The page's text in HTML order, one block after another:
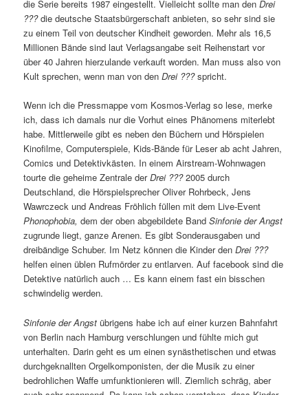
die Serie bereits 1987 eingestellt. Vielleicht sollte man denDrei
???die deutsche Staatsbürgerschaft anbieten, so sehr sind sie
zu einem Teil von deutscher Kindheit geworden. Mehr als 16,5
Millionen Bände sind laut Verlagsangabe seit Reihenstart vor
über 40 Jahren hierzulande verkauft worden. Man muss also von
Kult sprechen, wenn man von denDrei ???spricht.
Wenn ich die Pressmappe vom Kosmos-Verlag so lese, merke
ich, dass ich damals nur die Vorhut eines Phänomens miterlebt
habe. Mittlerweile gibt es neben den Büchern und Hörspielen
Kinofilme, Computerspiele, Kids-Bände für Leser ab acht Jahren,
Comics und Detektivkästen. In einem Airstream-Wohnwagen
tourte die geheime Zentrale derDrei ???2005 durch
Deutschland, die Hörspielsprecher Oliver Rohrbeck, Jens
Wawrczeck und Andreas Fröhlich füllen mit dem Live-Event
Phonophobia, dem der oben abgebildete BandSinfonie der Angst
zugrunde liegt, ganze Arenen. Es gibt Sonderausgaben und
dreibändige Schuber. Im Netz können die Kinder denDrei ???
helfen einen üblen Rufmörder zu entlarven. Auf facebook sind die
Detektive natürlich auch … Es kann einem fast ein bisschen
schwindelig werden.
Sinfonie der Angst übrigens habe ich auf einer kurzen Bahnfahrt
von Berlin nach Hamburg verschlungen und fühlte mich gut
unterhalten. Darin geht es um einen synästhetischen und etwas
durchgeknallten Orgelkomponisten, der die Musik zu einer
bedrohlichen Waffe umfunktionieren will. Ziemlich schräg, aber